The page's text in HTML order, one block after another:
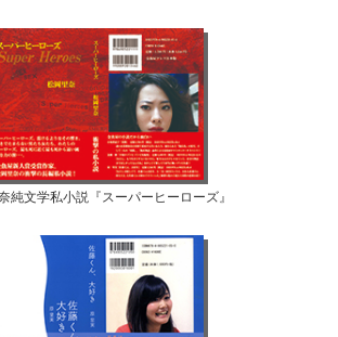
純文学私小説『スーパーヒーローズ』